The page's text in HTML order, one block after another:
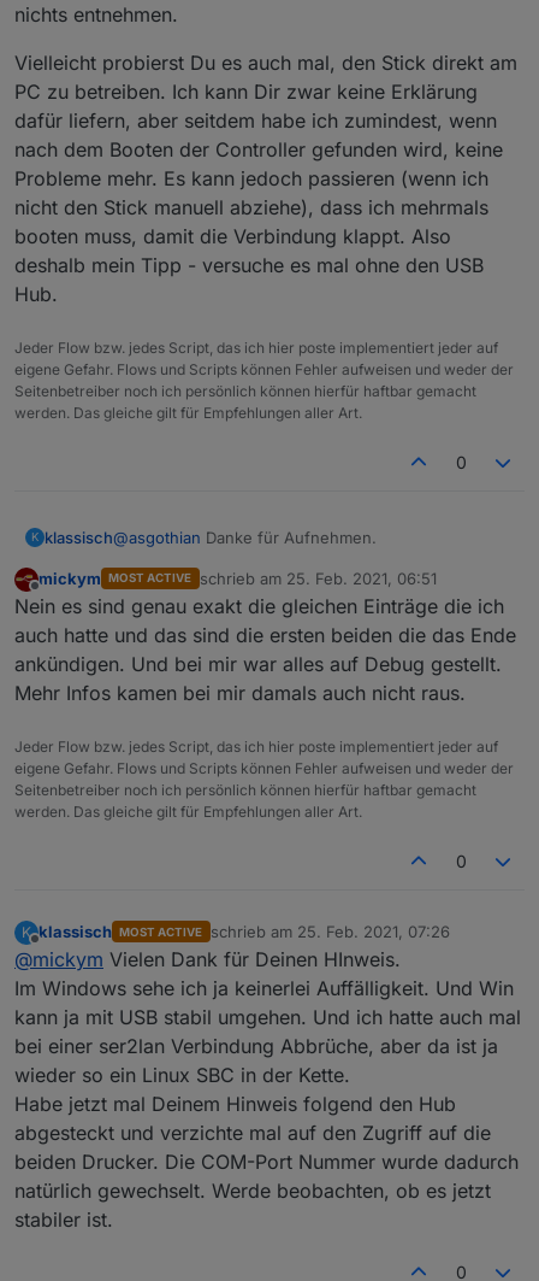
nichts entnehmen.
Vielleicht probierst Du es auch mal, den Stick direkt am
PC zu betreiben. Ich kann Dir zwar keine Erklärung
dafür liefern, aber seitdem habe ich zumindest, wenn
nach dem Booten der Controller gefunden wird, keine
Probleme mehr. Es kann jedoch passieren (wenn ich
nicht den Stick manuell abziehe), dass ich mehrmals
booten muss, damit die Verbindung klappt. Also
deshalb mein Tipp - versuche es mal ohne den USB
Hub.
Jeder Flow bzw. jedes Script, das ich hier poste implementiert jeder auf
eigene Gefahr. Flows und Scripts können Fehler aufweisen und weder der
Seitenbetreiber noch ich persönlich können hierfür haftbar gemacht
werden. Das gleiche gilt für Empfehlungen aller Art.
0
K klassisch@asgothian Danke für Aufnehmen.
Der letzte "Zigbee" Eintrag im log von gestern war
Das ist ja der bekannte Fehler mit der falschen
Bedatung der Komponenten
die um 00:58.08 von obigem log-Eintrag
Oder habe ich was übersehen, was falsch
verstanden? soll ich nach anderen Stichwörtern
suchen?
USB-Konfguration (die ser2lan Konfig lasse ich ma
Könnte es sein, daß die Connection bei
Nichtgebrauch "abfault"? Dann könnte ich z.B. alle 2
Stunden prüfen, ob der Leuchtenstatus geändert
wurde und falls nicht, die Leuchte anpingen. Dann
wäre die Connection wieder "refresht".
Offline
mickym MOST ACTIVE schrieb am 25. Feb. 2021, 06:51
zuletzt editiert von
Nein es sind genau exakt die gleichen Einträge die ich
auch hatte und das sind die ersten beiden die das Ende
ankündigen. Und bei mir war alles auf Debug gestellt.
Mehr Infos kamen bei mir damals auch nicht raus.
Jeder Flow bzw. jedes Script, das ich hier poste implementiert jeder auf
eigene Gefahr. Flows und Scripts können Fehler aufweisen und weder der
Seitenbetreiber noch ich persönlich können hierfür haftbar gemacht
werden. Das gleiche gilt für Empfehlungen aller Art.
0
K
Offline
klassisch MOST ACTIVE schrieb am 25. Feb. 2021, 07:26
zuletzt editiert von
@mickym Vielen Dank für Deinen HInweis.
Im Windows sehe ich ja keinerlei Auffälligkeit. Und Win
kann ja mit USB stabil umgehen. Und ich hatte auch mal
bei einer ser2lan Verbindung Abbrüche, aber da ist ja
wieder so ein Linux SBC in der Kette.
Habe jetzt mal Deinem Hinweis folgend den Hub
abgesteckt und verzichte mal auf den Zugriff auf die
beiden Drucker. Die COM-Port Nummer wurde dadurch
natürlich gewechselt. Werde beobachten, ob es jetzt
stabiler ist.
0